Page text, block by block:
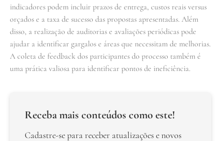
indicadores podem incluir prazos de entrega, custos reais versus
orçados e a taxa de sucesso das propostas apresentadas. Além
disso, a realização de auditorias e avaliações periódicas pode
ajudar a identificar gargalos e áreas que necessitam de melhorias.
A coleta de feedback dos participantes do processo também é
uma prática valiosa para identificar pontos de ineficiência.
Receba mais conteúdos como este!
Cadastre-se para receber atualizações e novos